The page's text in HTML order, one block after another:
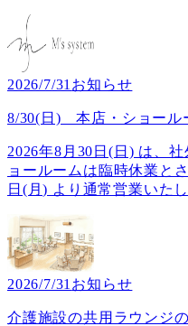
2026/7/31 お知らせ
8/30(日) 本店・ショール
2026年8月30日(日) は、
ョールームは臨時休業と
日(月) より通常営業いた
2026/7/31 お知らせ
介護施設の共用ラウンジ